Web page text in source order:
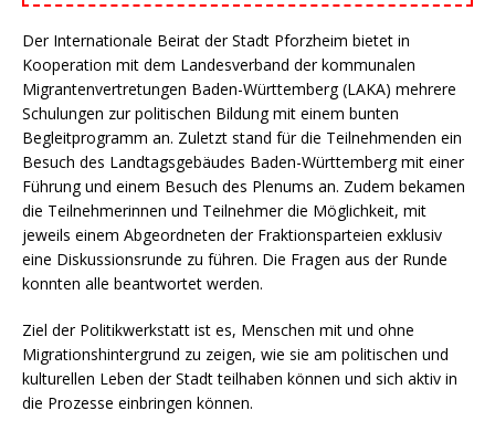
Der Internationale Beirat der Stadt Pforzheim bietet in
Kooperation mit dem Landesverband der kommunalen
Migrantenvertretungen Baden-Württemberg (LAKA) mehrere
Schulungen zur politischen Bildung mit einem bunten
Begleitprogramm an. Zuletzt stand für die Teilnehmenden ein
Besuch des Landtagsgebäudes Baden-Württemberg mit einer
Führung und einem Besuch des Plenums an. Zudem bekamen
die Teilnehmerinnen und Teilnehmer die Möglichkeit, mit
jeweils einem Abgeordneten der Fraktionsparteien exklusiv
eine Diskussionsrunde zu führen. Die Fragen aus der Runde
konnten alle beantwortet werden.
Ziel der Politikwerkstatt ist es, Menschen mit und ohne
Migrationshintergrund zu zeigen, wie sie am politischen und
kulturellen Leben der Stadt teilhaben können und sich aktiv in
die Prozesse einbringen können.